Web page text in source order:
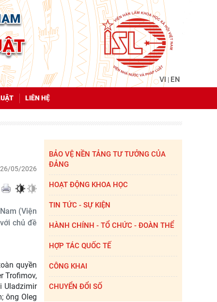
VI | EN
LIÊN HỆ
05/2026
(Viện
chủ đề
quyền
Trofimov,
Uladzimir
ông Oleg
BẢO VỆ NỀN TẢNG TƯ TƯỞNG CỦA
ĐẢNG
HOẠT ĐỘNG KHOA HỌC
TIN TỨC - SỰ KIỆN
HÀNH CHÍNH - TỔ CHỨC - ĐOÀN THỂ
HỢP TÁC QUỐC TẾ
CÔNG KHAI
CHUYỂN ĐỔI SỐ